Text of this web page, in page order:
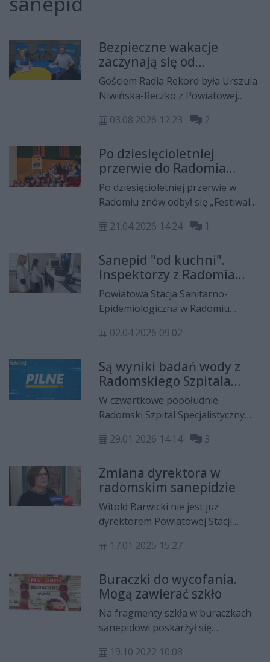
Bezpieczne wakacje
zaczynają się od
profilaktyki
Gościem Radia Rekord była Urszula
Niwińska-Reczko z Powiatowej
w Radomiu. Z Krzysztofem
Letniej Akademii Sanepidu,
bezpiecznym wypoczynku podczas
wakacji, szczepieniach ochronnych,
zagrożeniach związanych z
kleszczami i upałami oraz o
najważniejszych zasadach
warto pamiętać zarówno podczas
wyjazdów w Polsce, jak i za granicą.
03.08.2026 12:23 2
Po dziesięcioletniej
przerwie do Radomia
powrócił Festiwal Piosenki
o Zdrowiu
Po dziesięcioletniej przerwie w
Radomiu znów odbył się „Festiwal
miało na celu zainteresowanie
tematyką prozdrowotną.
21.04.2026 14:24 1
Sanepid "od kuchni".
Inspektorzy z Radomia
zapraszają na dni otwarte
Powiatowa Stacja Sanitarno-
Epidemiologiczna w Radomiu
one w środę i czwartek 8 oraz 9
wydarzenia.
02.04.2026 09:02
Są wyniki badań wody z
Radomskiego Szpitala
Specjalistycznego! Władze
placówki podjęły decyzję
W czwartkowe popołudnie
Radomski Szpital Specjalistyczny
wyniki badań wody. Nie
grupy coli, co oznacza, że wracają
planowane przyjęcia pacjentów, a
Szpitalny Oddział Ratunkowy po
krótkiej przerwie zaczyna
normalnie funkcjonować.
29.01.2026 14:14 3
Zmiana dyrektora w
radomskim sanepidzie
Witold Barwicki nie jest już
dyrektorem Powiatowej Stacji
Radomiu. Jego miejsce zajęła
17.01.2025 15:27
Buraczki do wycofania.
Mogą zawierać szkło
Na fragmenty szkła w buraczkach
sanepidowi poskarżył się
19.10.2022 10:08